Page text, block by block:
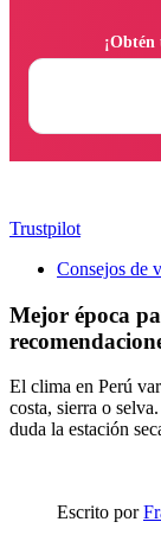
Trustpilot
Consejos de
Mejor época
El clima en Perú
costa, sierra o
duda la estación
Escrito por